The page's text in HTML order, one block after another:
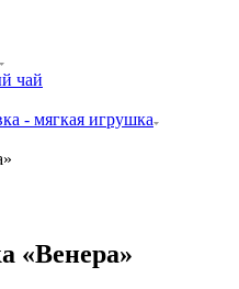
чай
- мягкая игрушка
«Венера»